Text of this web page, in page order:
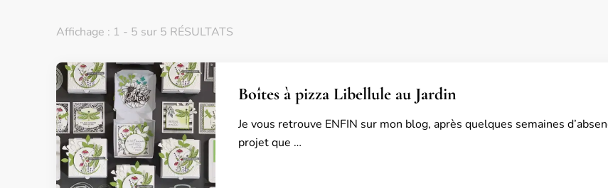
Affichage : 1 - 5 sur 5 RÉSULTATS
Boîtes à pizza Libellule au Jardin
Je vous retrouve ENFIN sur mon blog, après quelques semaines
projet que …